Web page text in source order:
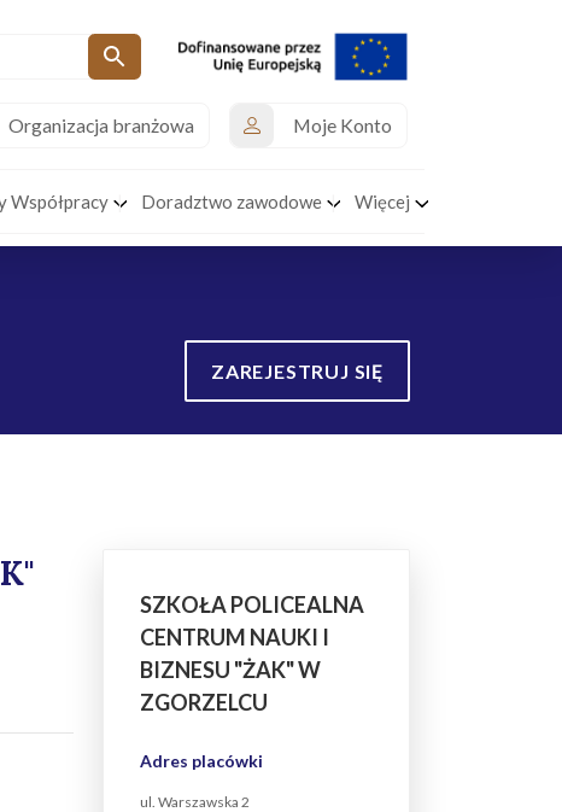
Organizacja branżowa Moje Konto
Współpracy Doradztwo zawodowe Więcej
ZAREJESTRUJ SIĘ
SZKOŁA POLICEALNA
CENTRUM NAUKI I
BIZNESU "ŻAK" W
ZGORZELCU
Adres placówki
ul. Warszawska 2